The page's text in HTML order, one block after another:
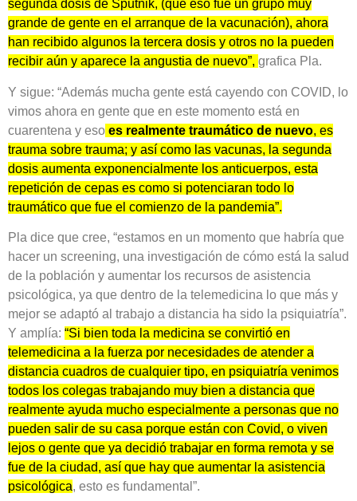
segunda dosis de Sputnik, (que eso fue un grupo muy
grande de gente en el arranque de la vacunación), ahora
han recibido algunos la tercera dosis y otros no la pueden
recibir aún y aparece la angustia de nuevo”, grafica Pla.
Y sigue: “Además mucha gente está cayendo con COVID, lo
vimos ahora en gente que en este momento está en
cuarentena y eso es realmente traumático de nuevo, es
trauma sobre trauma; y así como las vacunas, la segunda
dosis aumenta exponencialmente los anticuerpos, esta
repetición de cepas es como si potenciaran todo lo
traumático que fue el comienzo de la pandemia”.
Pla dice que cree, “estamos en un momento que habría que
hacer un screening, una investigación de cómo está la salud
de la población y aumentar los recursos de asistencia
psicológica, ya que dentro de la telemedicina lo que más y
mejor se adaptó al trabajo a distancia ha sido la psiquiatría”.
Y amplía: “Si bien toda la medicina se convirtió en
telemedicina a la fuerza por necesidades de atender a
distancia cuadros de cualquier tipo, en psiquiatría venimos
todos los colegas trabajando muy bien a distancia que
realmente ayuda mucho especialmente a personas que no
pueden salir de su casa porque están con Covid, o viven
lejos o gente que ya decidió trabajar en forma remota y se
fue de la ciudad, así que hay que aumentar la asistencia
psicológica, esto es fundamental”.